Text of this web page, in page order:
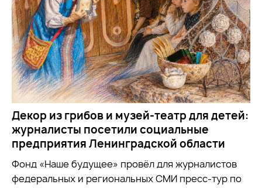
Декор из грибов и музей-театр для детей:
журналисты посетили социальные
предприятия Ленинградской области
Фонд «Наше будущее» провёл для журналистов
федеральных и региональных СМИ пресс-тур по